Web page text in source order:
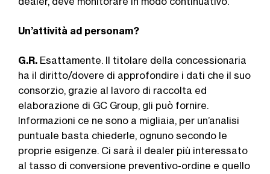
Un’attività ad personam?
G.R. Esattamente. Il titolare della con­cessionaria
ha il diritto/dovere di appro­fondire i dati che il suo
consorzio, grazie al lavoro di raccolta ed
elaborazione di GC Group, gli può fornire.
Informazioni ce ne sono a migliaia, per un’analisi
pun­tuale basta chiederle, ognuno secondo le
proprie esigenze. Ci sarà il dealer più interessato
al tasso di conversione pre­ventivo-ordine e quello